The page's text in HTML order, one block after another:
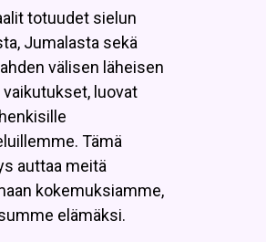
totuudet sielun
Jumalasta sekä
välisen läheisen
luovat
Tämä
auttaa meitä
kokemuksiamme,
elämäksi.